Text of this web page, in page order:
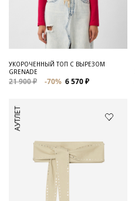
УКОРОЧЕННЫЙ ТОП С ВЫРЕЗОМ
GRENADE
21 900 ₽ -70% 6 570 ₽
АУТЛЕТ